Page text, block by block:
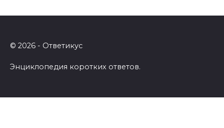
© 2026 - Ответикус
Энциклопедия коротких ответов.